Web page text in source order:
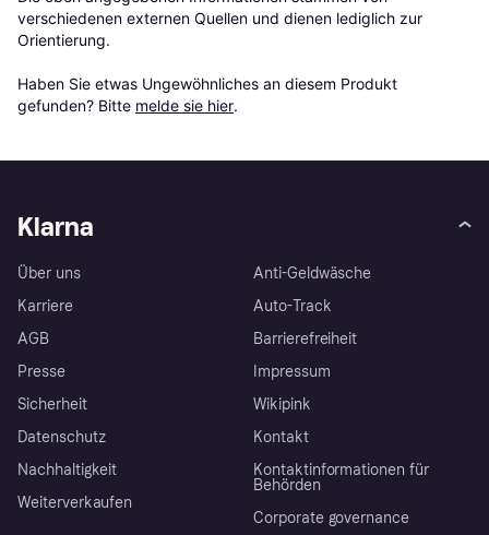
verschiedenen externen Quellen und dienen lediglich zur
Orientierung.
Haben Sie etwas Ungewöhnliches an diesem Produkt
gefunden? Bitte melde sie hier.
Klarna
Über uns
Karriere
AGB
Presse
Sicherheit
Datenschutz
Nachhaltigkeit
Weiterverkaufen
Anti-Geldwäsche
Auto-Track
Barrierefreiheit
Impressum
Wikipink
Kontakt
Kontaktinformationen für
Behörden
Corporate governance